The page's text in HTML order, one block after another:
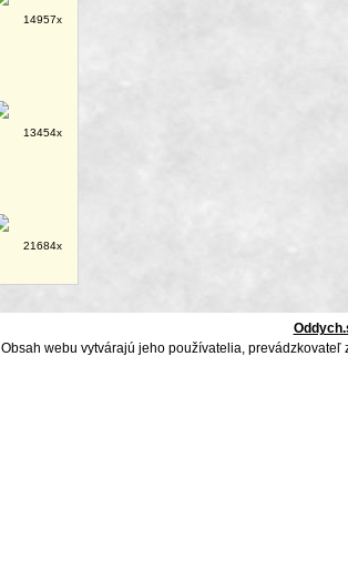
14957x
13454x
21684x
Obsah webu vytvárajú jeho používatelia,